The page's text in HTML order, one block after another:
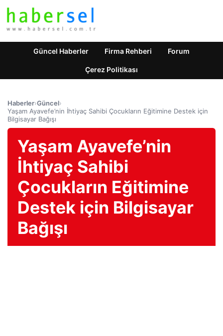
Güncel Haberler Firma Rehberi Forum
Çerez Politikası
Haberler›Güncel›
Yaşam Ayavefe’nin İhtiyaç Sahibi Çocukların Eğitimine Destek için
Bilgisayar Bağışı
Yaşam Ayavefe’nin
İhtiyaç Sahibi
Çocukların Eğitimine
Destek için Bilgisayar
Bağışı